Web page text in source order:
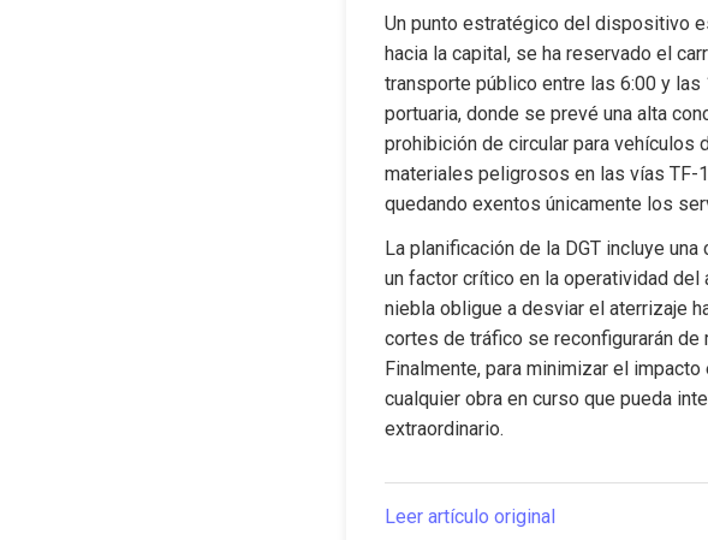
Un punto estratégico del dispositivo
hacia la capital, se ha reservado el
transporte público entre las 6:00 y las
portuaria, donde se prevé una alta
prohibición de circular para vehículos
materiales peligrosos en las vías TF-
quedando exentos únicamente los
La planificación de la DGT incluye
un factor crítico en la operatividad
niebla obligue a desviar el aterrizaje
cortes de tráfico se reconfigurarán de
Finalmente, para minimizar el
cualquier obra en curso que pueda
extraordinario.
Leer artículo original